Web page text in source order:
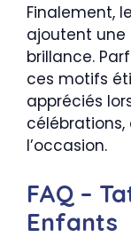
Finalement,
ajoutent
brillance.
ces motifs
appréciés
l’occasion.
FAQ –
Enfants